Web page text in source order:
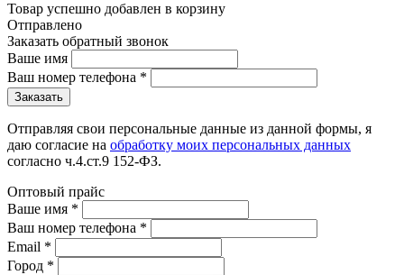
Товар успешно добавлен в корзину
Отправлено
Заказать обратный звонок
Ваше имя
Ваш номер телефона *
Отправляя свои персональные данные из данной формы, я
даю согласие на обработку моих персональных данных
согласно ч.4.ст.9 152-ФЗ.
Оптовый прайс
Ваше имя *
Ваш номер телефона *
Email *
Город *